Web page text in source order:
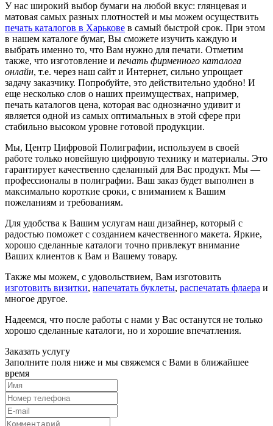
У нас широкий выбор бумаги на любой вкус: глянцевая и
матовая самых разных плотностей и мы можем осуществить
печать каталогов в Харькове в самый быстрой срок. При этом
в нашем каталоге бумаг, Вы сможете изучить каждую и
выбрать именно то, что Вам нужно для печати. Отметим
также, что изготовление и печать фирменного каталога
онлайн, т.е. через наш сайт и Интернет, сильно упрощает
задачу заказчику. Попробуйте, это действительно удобно! И
еще несколько слов о наших преимуществах, например,
печать каталогов цена, которая вас однозначно удивит и
является одной из самых оптимальных в этой сфере при
стабильно высоком уровне готовой продукции.
Мы, Центр Цифровой Полиграфии, используем в своей
работе только новейшую цифровую технику и материалы. Это
гарантирует качественно сделанный для Вас продукт. Мы —
профессионалы в полиграфии. Ваш заказ будет выполнен в
максимально короткие сроки, с вниманием к Вашим
пожеланиям и требованиям.
Для удобства к Вашим услугам наш дизайнер, который с
радостью поможет с созданием качественного макета. Яркие,
хорошо сделанные каталоги точно привлекут внимание
Ваших клиентов к Вам и Вашему товару.
Также мы можем, с удовольствием, Вам изготовить
изготовить визитки, напечатать буклеты, распечатать флаера и
многое другое.
Надеемся, что после работы с нами у Вас останутся не только
хорошо сделанные каталоги, но и хорошие впечатления.
Заказать услугу
Заполните поля ниже и мы свяжемся с Вами в ближайшее
время